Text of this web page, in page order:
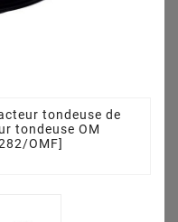
tondeuse de
tondeuse OM
OMF]